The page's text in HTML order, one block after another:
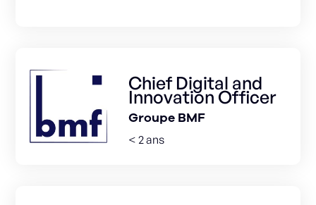
Chief Digital and
Innovation Officer
Groupe BMF
< 2 ans